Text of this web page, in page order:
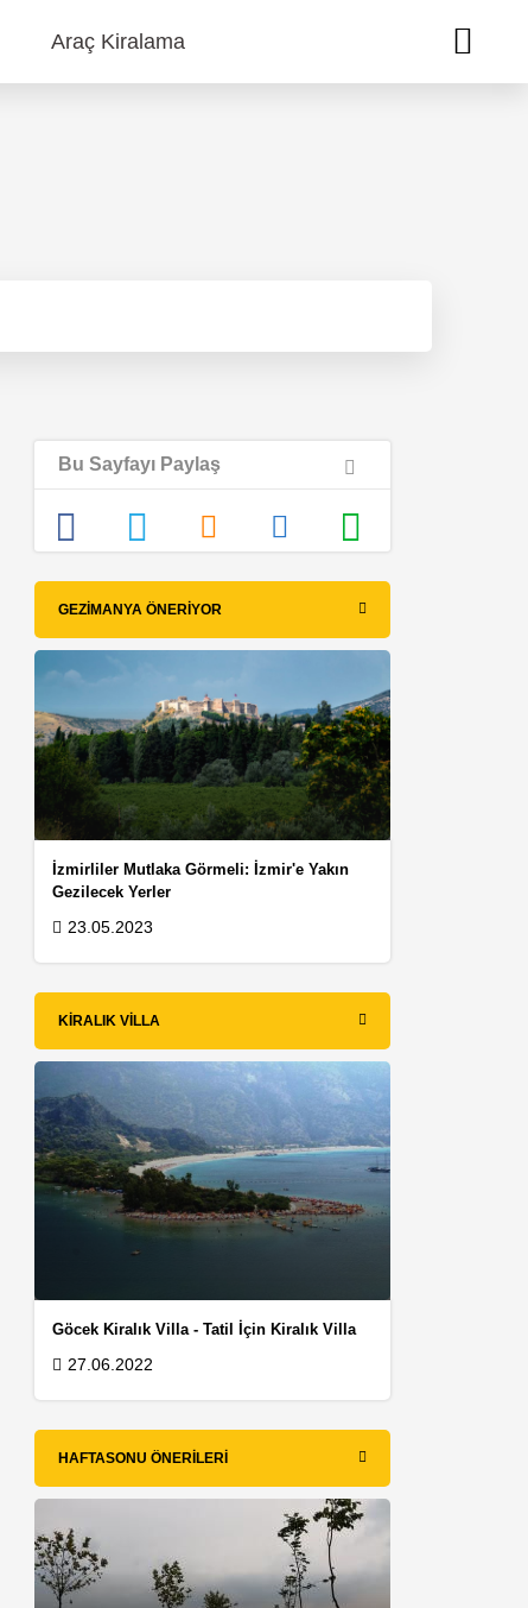
Araç Kiralama
Bu Sayfayı Paylaş
GEZIMANYA ÖNERIYOR
İzmirliler Mutlaka Görmeli: İzmir'e Yakın
Gezilecek Yerler
23.05.2023
KIRALIK VILLA
Göcek Kiralık Villa - Tatil İçin Kiralık Villa
27.06.2022
HAFTASONU ÖNERILERI